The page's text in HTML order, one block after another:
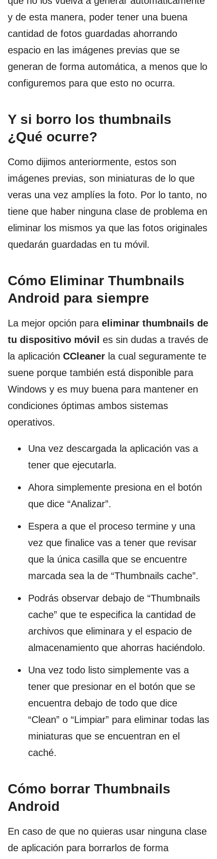
y de esta manera, poder tener una buena
cantidad de fotos guardadas ahorrando
espacio en las imágenes previas que se
generan de forma automática, a menos que lo
configuremos para que esto no ocurra.
Y si borro los thumbnails
¿Qué ocurre?
Como dijimos anteriormente, estos son
imágenes previas, son miniaturas de lo que
veras una vez amplíes la foto. Por lo tanto, no
tiene que haber ninguna clase de problema en
eliminar los mismos ya que las fotos originales
quedarán guardadas en tu móvil.
Cómo Eliminar Thumbnails
Android para siempre
La mejor opción para eliminar thumbnails de
tu dispositivo móvil es sin dudas a través de
la aplicación CCleaner la cual seguramente te
suene porque también está disponible para
Windows y es muy buena para mantener en
condiciones óptimas ambos sistemas
operativos.
Una vez descargada la aplicación vas a
tener que ejecutarla.
Ahora simplemente presiona en el botón
que dice “Analizar”.
Espera a que el proceso termine y una
vez que finalice vas a tener que revisar
que la única casilla que se encuentre
marcada sea la de “Thumbnails cache”.
Podrás observar debajo de “Thumbnails
cache” que te especifica la cantidad de
archivos que eliminara y el espacio de
almacenamiento que ahorras haciéndolo.
Una vez todo listo simplemente vas a
tener que presionar en el botón que se
encuentra debajo de todo que dice
“Clean” o “Limpiar” para eliminar todas las
miniaturas que se encuentran en el
caché.
Cómo borrar Thumbnails
Android
En caso de que no quieras usar ninguna clase
de aplicación para borrarlos de forma